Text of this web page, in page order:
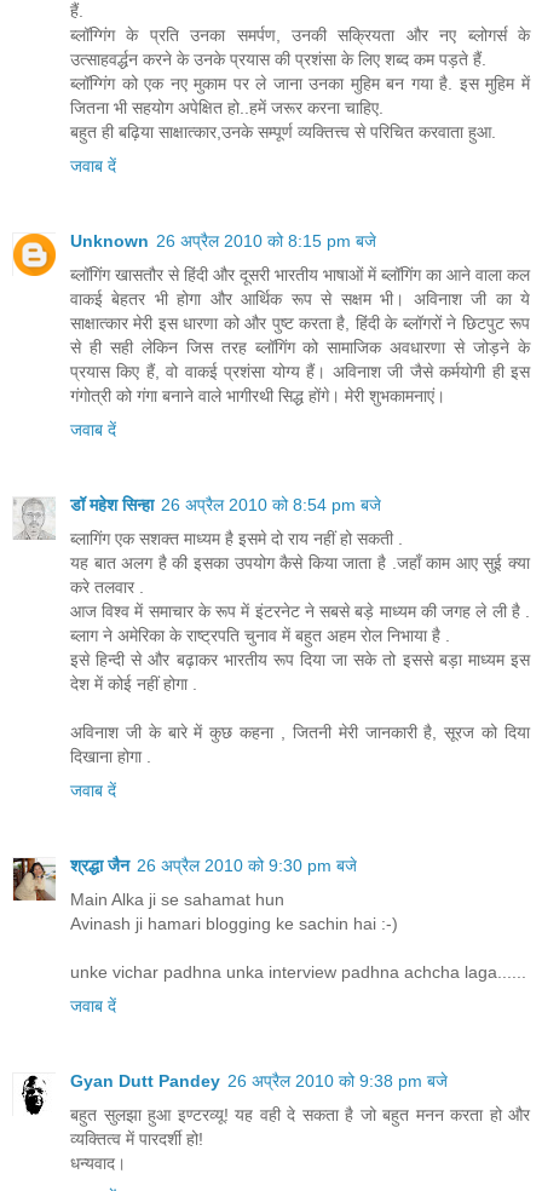
हैं.
ब्लॉग्गिंग के प्रति उनका समर्पण, उनकी सक्रियता और नए ब्लोगर्स के
उत्साहवर्द्धन करने के उनके प्रयास की प्रशंसा के लिए शब्द कम पड़ते हैं.
ब्लॉग्गिंग को एक नए मुकाम पर ले जाना उनका मुहिम बन गया है. इस मुहिम में
जितना भी सहयोग अपेक्षित हो..हमें जरूर करना चाहिए.
बहुत ही बढ़िया साक्षात्कार,उनके सम्पूर्ण व्यक्तित्त्व से परिचित करवाता हुआ.
जवाब दें
Unknown 26 अप्रैल 2010 को 8:15 pm बजे
ब्लॉगिंग खासतौर से हिंदी और दूसरी भारतीय भाषाओं में ब्लॉगिंग का आने वाला कल
वाकई बेहतर भी होगा और आर्थिक रूप से सक्षम भी। अविनाश जी का ये
साक्षात्कार मेरी इस धारणा को और पुष्ट करता है, हिंदी के ब्लॉगरों ने छिटपुट रूप
से ही सही लेकिन जिस तरह ब्लॉगिंग को सामाजिक अवधारणा से जोड़ने के
प्रयास किए हैं, वो वाकई प्रशंसा योग्य हैं। अविनाश जी जैसे कर्मयोगी ही इस
गंगोत्री को गंगा बनाने वाले भागीरथी सिद्ध होंगे। मेरी शुभकामनाएं।
जवाब दें
डॉ महेश सिन्हा 26 अप्रैल 2010 को 8:54 pm बजे
ब्लागिंग एक सशक्त माध्यम है इसमे दो राय नहीं हो सकती .
यह बात अलग है की इसका उपयोग कैसे किया जाता है .जहाँ काम आए सुई क्या
करे तलवार .
आज विश्व में समाचार के रूप में इंटरनेट ने सबसे बड़े माध्यम की जगह ले ली है .
ब्लाग ने अमेरिका के राष्ट्रपति चुनाव में बहुत अहम रोल निभाया है .
इसे हिन्दी से और बढ़ाकर भारतीय रूप दिया जा सके तो इससे बड़ा माध्यम इस
देश में कोई नहीं होगा .
अविनाश जी के बारे में कुछ कहना , जितनी मेरी जानकारी है, सूरज को दिया
दिखाना होगा .
जवाब दें
श्रद्धा जैन 26 अप्रैल 2010 को 9:30 pm बजे
Main Alka ji se sahamat hun
Avinash ji hamari blogging ke sachin hai :-)
unke vichar padhna unka interview padhna achcha laga......
जवाब दें
Gyan Dutt Pandey 26 अप्रैल 2010 को 9:38 pm बजे
बहुत सुलझा हुआ इण्टरव्यू! यह वही दे सकता है जो बहुत मनन करता हो और
व्यक्तित्व में पारदर्शी हो!
धन्यवाद।